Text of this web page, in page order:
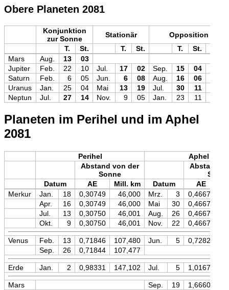
Obere Planeten 2081
Konjunktion
zur Sonne
Stationär
Opposition
T.
St. T. St. T. St.
Mars
Aug. 13
03
Jupiter
Feb. 22 10 Jul. 17 02 Sep. 15 04
Saturn
Feb. 6 05 Jun. 6 08 Aug. 16 06
Uranus
Jan. 25 04 Mai 13 19 Jul. 30 11
Neptun
Jul. 27 14 Nov. 9 05 Jan. 23 11
Planeten im Perihel und im Aphel
2081
Perihel
Aphel
Abstand von der
Sonne
Abstand
Datum
AE Mill. km Datum AE
Merkur
Jan. 18 0,30749 46,000 Mrz. 3 0,46671
Apr.
16 0,30749 46,000 Mai 30 0,46670
Jul.
13 0,30750 46,001 Aug. 26 0,46670
Okt.
9 0,30750 46,001 Nov. 22 0,46670
Venus Feb. 13 0,71846 107,480 Jun. 5 0,72822
Sep.
26 0,71844 107,477
Erde Jan. 2 0,98331 147,102 Jul. 5 1,01670
Mars Sep. 19 1,66609